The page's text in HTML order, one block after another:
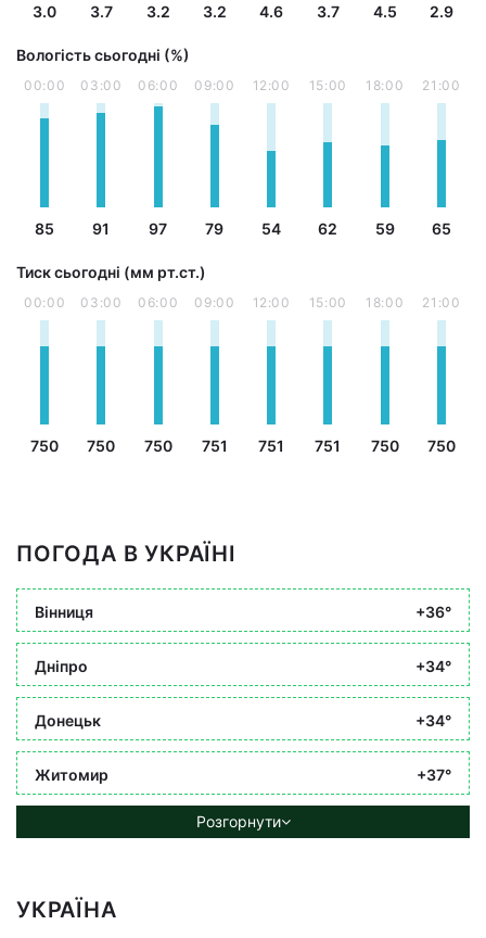
3.0 3.7 3.2 3.2 4.6 3.7 4.5 2.9
Вологість сьогодні (%)
00:00
85
03:00
91
06:00
97
09:00
79
12:00
54
15:00
62
18:00
59
21:00
65
Тиск сьогодні (мм рт.ст.)
00:00
750
03:00
750
06:00
750
09:00
751
12:00
751
15:00
751
18:00
750
21:00
750
ПОГОДА В УКРАЇНІ
Вінниця +36°
Дніпро +34°
Донецьк +34°
Житомир +37°
Розгорнути
УКРАЇНА